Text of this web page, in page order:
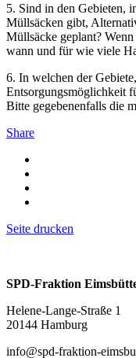
5. Sind in den Gebieten,
Müllsäcken gibt,
Müllsäcke geplant?
wann und für wie viele
6. In welchen der
Entsorgungsmöglichkeit
Bitte gegebenenfalls die
Share
Seite drucken
SPD-Fraktion
Helene-Lange-Straße 1
20144 Hamburg
info@spd-fraktion-